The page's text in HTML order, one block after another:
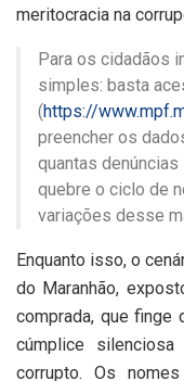
meritocracia na
Para os cidadãos
simples: basta
(https://
preencher os
quantas
quebre o ciclo de
variações desse
Enquanto isso, o
do Maranhão,
comprada, que finge
cúmplice
corrupto. Os